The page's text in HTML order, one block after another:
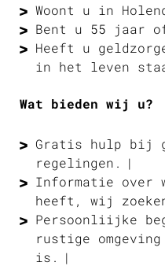
Woont u in
Bent u 55 jaar
Heeft u
in het leven
Wat bieden wij u?
Gratis hulp bij
regelingen.
Informatie over
heeft, wij
Persoonliijke
rustige
is.